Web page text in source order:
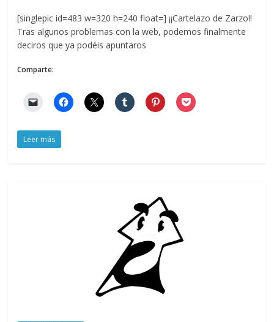
[singlepic id=483 w=320 h=240 float=] ¡¡Cartelazo de Zarzo!!
Tras algunos problemas con la web, podemos finalmente
deciros que ya podéis apuntaros
Comparte:
Leer más